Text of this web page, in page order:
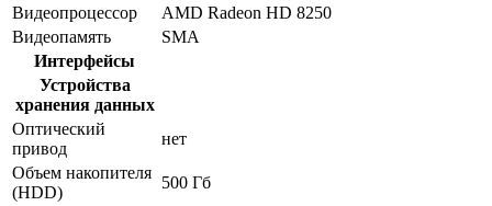
Видеопроцессор
AMD Radeon HD 8250
Видеопамять
SMA
Интерфейсы
Устройства
хранения данных
Оптический
привод
нет
Объем накопителя
(HDD)
500 Гб